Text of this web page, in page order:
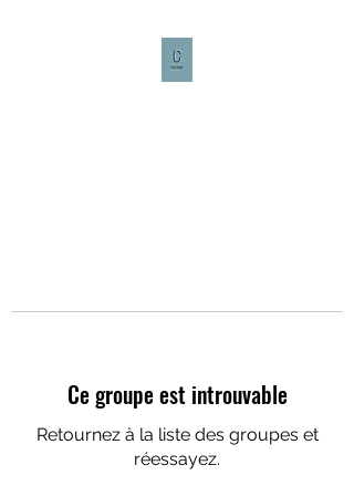
Ce groupe est introuvable
Retournez à la liste des groupes et
réessayez.